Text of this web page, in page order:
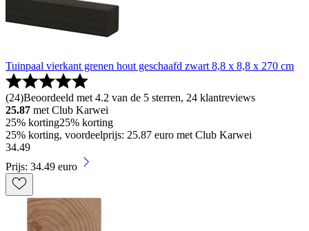
Tuinpaal vierkant grenen hout geschaafd zwart 8,8 x 8,8 x 270 cm
(24)Beoordeeld met 4.2 van de 5 sterren, 24 klantreviews
25.87 met Club Karwei
25% korting25% korting
25% korting, voordeelprijs: 25.87 euro met Club Karwei
34.49
Prijs: 34.49 euro